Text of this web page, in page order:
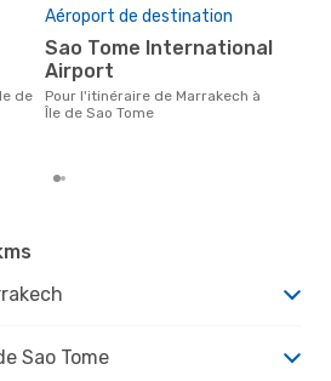
Aéroport de destination
Sao Tome International
Airport
Pour l'itinéraire de Marrakech à
Île de Sao Tome
Sao Tome